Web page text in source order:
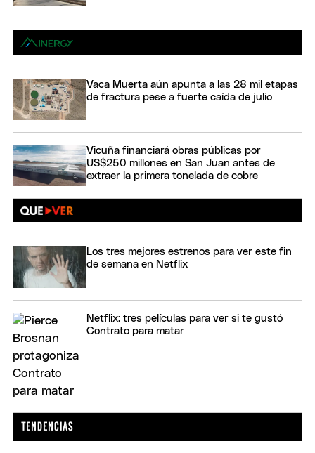
Vaca Muerta aún apunta a las 28 mil etapas
de fractura pese a fuerte caída de julio
Vicuña financiará obras públicas por
US$250 millones en San Juan antes de
extraer la primera tonelada de cobre
Los tres mejores estrenos para ver este fin
de semana en Netflix
Netflix: tres películas para ver si te gustó
Contrato para matar